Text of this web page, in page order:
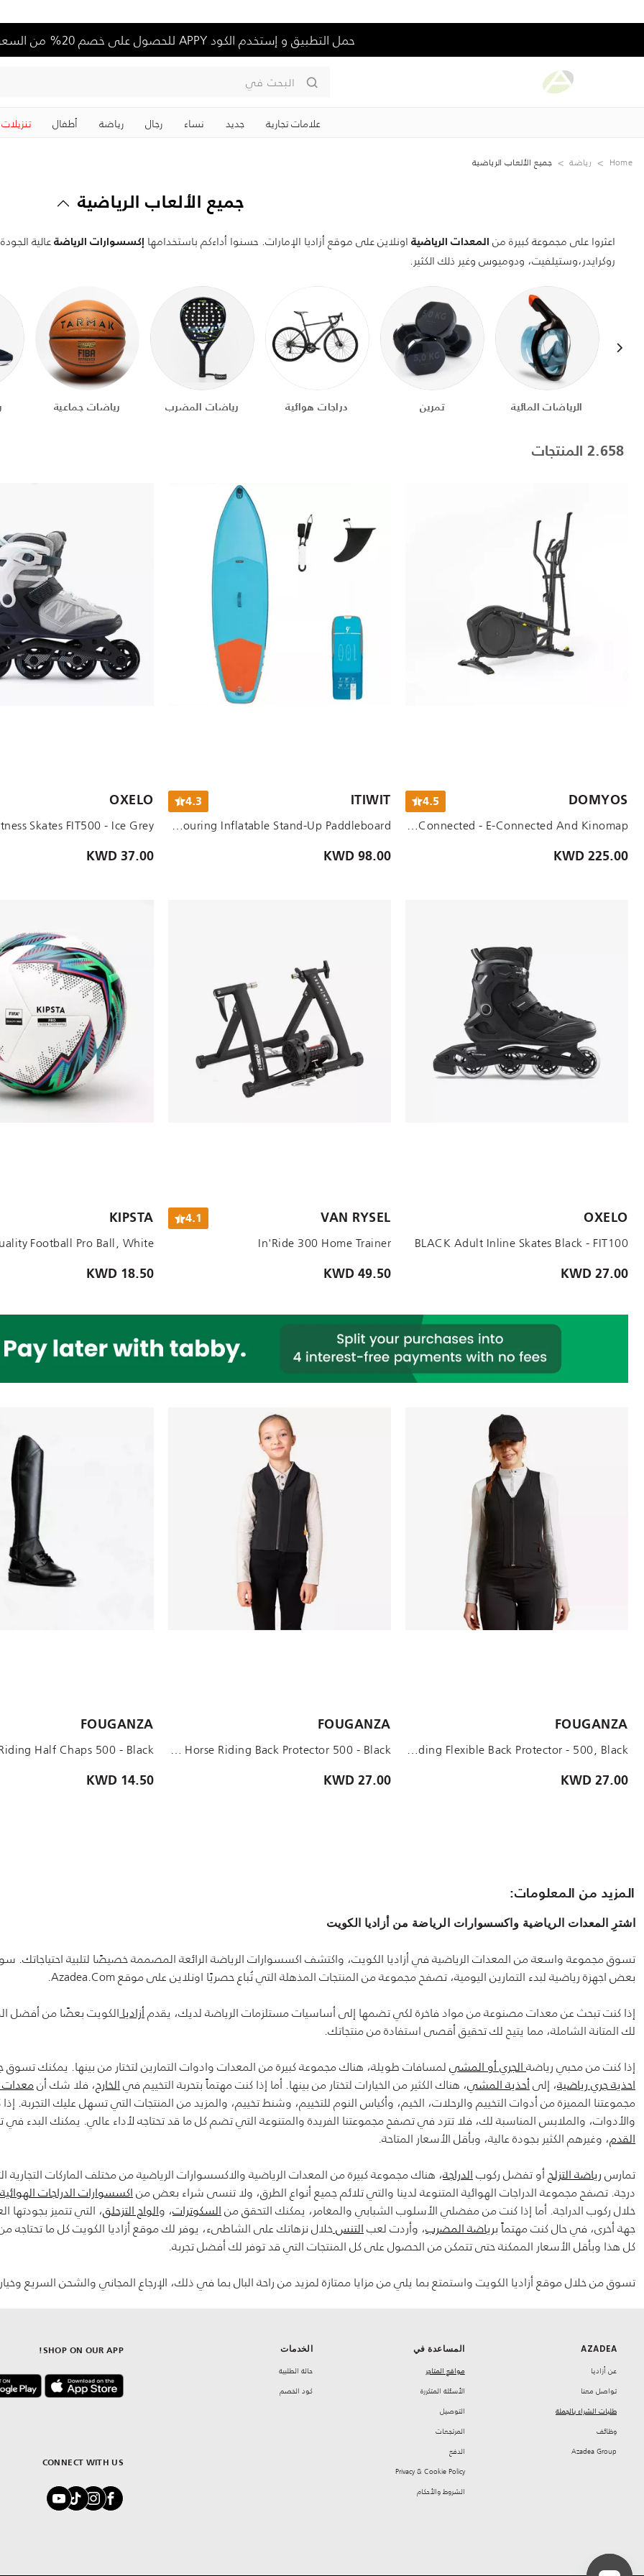
توصيل مجاني على جميع الطلبات فوق 19 د.ك
البحث في
علامات تجارية جديد نساء رجال رياضة ‏أطفال تنزيلات
Home رياضة جميع الألعاب الرياضية
جميع الألعاب الرياضية
اعثروا على مجموعة كبيرة من المعدات الرياضية اونلاين على موقع أزاديا الإمارات. حسنوا أداءكم باستخدامها إكسسوارات الرياضة عالية
روكرايدر،وستيلفيت، ودوميوس وغير ذلك الكثير.
2.658 المنتجات
الرياضات المائية تمرين دراجات هوائية رياضات المضرب رياضات جماعية
DOMYOS
4.5
Cross Trainer El520B (2022) Self-Powered And Connected - E-Connected And Kinomap
225.00 KWD
ITIWIT
4.3
Beginner Touring Inflatable Stand-Up Paddleboard
98.00 KWD
OXELO
الأحجام المتاحة:
37.00 KWD
OXELO
BLACK Adult Inline Skates Black - FIT100
10.5/EU 45
27.00 KWD
VAN RYSEL
4.1
In'Ride 300 Home Trainer
49.50 KWD
KIPSTA
18.50 KWD
FOUGANZA
Unisex Horse Riding Flexible Back Protector - 500, Black
الأحجام المتاحة:
27.00 KWD
FOUGANZA
BLACK Kids' Flexible Horse Riding Back Protector 500 - Black
الأحجام المتاحة:
27.00 KWD
FOUGANZA
الأحجام المتاحة:
14.50 KWD
المزيد من المعلومات:
اشترِ المعدات الرياضية واكسسوارات الرياضة من أزاديا الكويت
تسوق مجموعة واسعة من المعدات الرياضية في أزاديا الكويت، واكتشف اكسسوارات الرياضة الرائعة المصممة خصيصًا لتلبية احتياجاتك.
بعض اجهزة رياضية لبدء التمارين اليومية، تصفح مجموعة من المنتجات المذهلة التي تُباع حصريًا اونلاين على موقع Azadea.com.
إذا كنت تبحث عن معدات مصنوعة من مواد فاخرة لكي تضمها إلى أساسيات مستلزمات الرياضة لديك، يقدمأزاديا الكويت بعضًا من أفضل
لك المتانة الشاملة، مما يتيح لك تحقيق أقصى استفادة من منتجاتك.
إذا كنت من محبي رياضة الجري أو المشي لمسافات طويلة، هناك مجموعة كبيرة من المعدات وادوات التمارين لتختار من بينها. يمكنك تسوق
احذية جري رياضية، إلىأحذية المشي، هناك الكثير من الخيارات لتختار من بينها. أما إذا كنت مهتماً بتحربة التخييم في الخارج، فلا شك أنمعدات
مجموعتنا المميزة من أدوات التخييم والرحلات، الخيم، وأكياس النوم للتخييم، وشنط تخييم، والمزيد من المنتجات التي تسهل عليك
والأدوات، والملابس المناسبة لك، فلا تترد في تصفح مجموعتنا الفريدة والمتنوعة التي تضم كل ما قد تحتاجه لأداء عالي. يمكنك البدء
القدم، وغيرهم الكثير بجودة عالية، وبأقل الأسعار المتاحة.
تمارس رياضة التزلجأو تفضل ركوب الدراجة، هناك مجموعة كبيرة من المعدات الرياضية والاكسسوارات الرياضية من مختلف الماركات
درجة. تصفح مجموعة الدراجات الهوائية المتنوعة لدينا والتي تلائم جميع أنواع الطرق، ولا تنسى شراء بعض من اكسسوارات الدراجات الهوائية
خلال ركوب الدراجة. أما إذا كنت من مفضلي الأسلوب الشبابي والمغامر، يمكنك التحقق من السكوترات، والواح التزحلق، التي تتميز
جهة أخرى، في حال كنت مهتماً برياضة المضرب، وأردت لعب التنسخلال نزهاتك على الشاطىء، يوفر لك موقع أزاديا الكويت كل ما
كل هذا وبأقل الأسعار الممكنة حتى تتمكن من الحصول على كل المنتجات التي قد توفر لك أفضل تجربة.
تسوق من خلال موقع أزاديا الكويت واستمتع بما يلي من مزايا ممتازة لمزيد من راحة البال بما في ذلك، الإرجاع المجاني والشحن السريع
AZADEA
‏عن أزاديا
تواصل معنا
طلبات الشراء بالجملة
‏وظائف
Azadea Group
المساعدة في
مواقع المتاجر
‏الأسئلة المتكررة
‏التوصيل
‏المرتجعات
‏الدفع
Privacy & Cookie Policy
‏الشروط والأحكام
الخدمات
حالة الطلبية
كود الخصم
CONNECT WITH US
SHOP ON OUR APP!